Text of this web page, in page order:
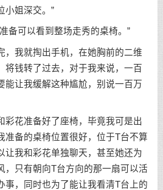
小姐深交。”
可以看到整场走秀的桌椅。”
我就掏出手机，在她胸前的二维
将钱转了过去，对于我来说，一百
能让我缓解这种尴尬，别说一百万
花准备好了座椅，毕竟我可是出
准备的桌椅位置很好，位于T台不算
让我和彩花单独聊天，甚至她还为
，只有朝向T台方向的那一扇可以活
事，同时也为了能让我看清T台上的